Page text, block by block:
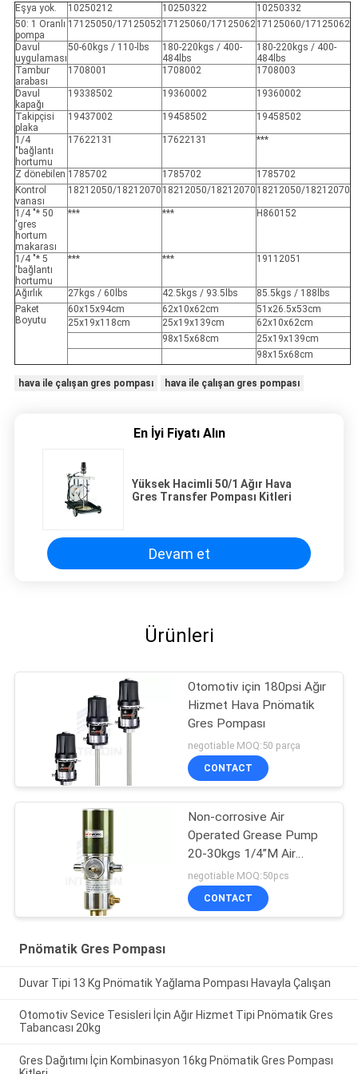
Eşya yok. 10250212 10250322
10250332
50: 1 Oranlı
pompa
17125050/1712505217125060/1712506217125060/17125062
Davul
uygulaması
50-60kgs / 110-lbs
180-220kgs / 400-
484lbs
180-220kgs / 400-
484lbs
Tambur
arabası
1708001 1708002 1708003
Davul
kapağı
19338502 19360002 19360002
Takipçisi
plaka
19437002 19458502 19458502
1/4
"bağlantı
hortumu
17622131 17622131 ***
Z dönebilen 1785702 1785702
1785702
Kontrol
vanası
18212050/18212070 18212050/18212070 18212050/18212070
1/4 "* 50
'gres
hortum
makarası
*** *** H860152
1/4 "* 5
'bağlantı
hortumu
*** *** 19112051
Ağırlık 27kgs / 60lbs 42.5kgs / 93.5lbs
85.5kgs / 188lbs
Paket
Boyutu
60x15x94cm 62x10x62cm
51x26.5x53cm
25x19x118cm
25x19x139cm
62x10x62cm
98x15x68cm
25x19x139cm
98x15x68cm
hava ile çalışan gres pompası hava ile çalışan gres pompası
En İyi Fiyatı Alın
Yüksek Hacimli 50/1 Ağır Hava
Gres Transfer Pompası Kitleri
Devam et
Ürünleri
Otomotiv için 180psi Ağır
Hizmet Hava Pnömatik
Gres Pompası
negotiable MOQ:50 parça
CONTACT
Non-corrosive Air
Operated Grease Pump
20-30kgs 1/4”M Air
Driven Grease Pump
negotiable MOQ:50pcs
CONTACT
Pnömatik Gres Pompası
Duvar Tipi 13 Kg Pnömatik Yağlama Pompası Havayla Çalışan
Otomotiv Sevice Tesisleri İçin Ağır Hizmet Tipi Pnömatik Gres
Tabancası 20kg
Gres Dağıtımı İçin Kombinasyon 16kg Pnömatik Gres Pompası